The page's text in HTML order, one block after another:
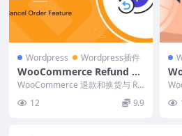
Wordpress Wordpress插件
WooCommerce Refund A
nd Exchange With RMA (v
3.2.4) Warranty Managem
ent, Refund Policy, Manag
WooCommerce 退款和换货与 R
MA 为您的 WooCommerce 商...
12 9.9